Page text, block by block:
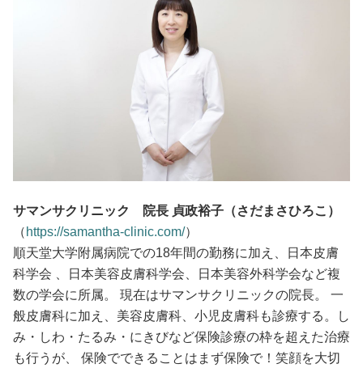
サマンサクリニック 院長 貞政裕子（さだまさひろこ）
（ https://samantha-clinic.com/）
順天堂大学附属病院での18年間の勤務に加え、日本皮膚
科学会 、日本美容皮膚科学会、日本美容外科学会など複
数の学会に所属。 現在はサマンサクリニックの院長。 一
般皮膚科に加え、美容皮膚科、小児皮膚科も診療する。し
み・しわ・たるみ・にきびなど保険診療の枠を超えた治療
も行うが、 保険でできることはまず保険で！笑顔を大切